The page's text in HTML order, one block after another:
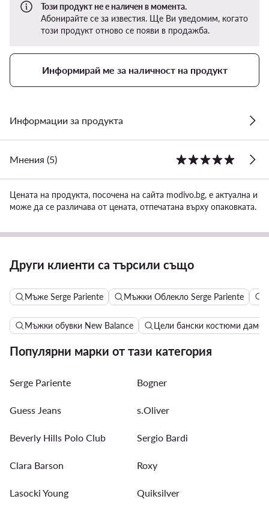
Този продукт не е наличен в момента.
Абонирайте се за известия. Ще Ви уведомим, когато
този продукт отново се появи в продажба.
Информирай ме за наличност на продукт
Информации за продукта
Мнения (5)
Цената на продукта, посочена на сайта modivo.bg, е актуална и
може да се различава от цената, отпечатана върху опаковката.
Други клиенти са търсили също
Мъже Serge Pariente Мъжки Облекло Serge Pariente
Мъжки обувки New Balance Цели бански костюми
Популярни марки от тази категория
Serge Pariente Bogner
Guess Jeans s.Oliver
Beverly Hills Polo Club Sergio Bardi
Clara Barson Roxy
Lasocki Young Quiksilver